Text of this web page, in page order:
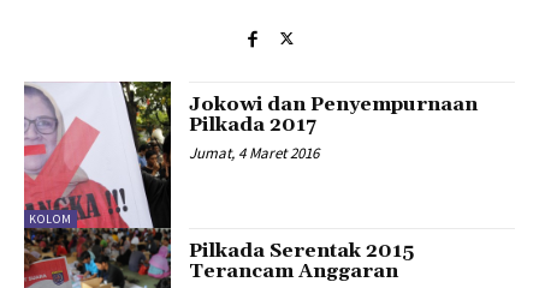
KOLOM
Jokowi dan Penyempurnaan
Pilkada 2017
Jumat, 4 Maret 2016
Pilkada Serentak 2015
Terancam Anggaran